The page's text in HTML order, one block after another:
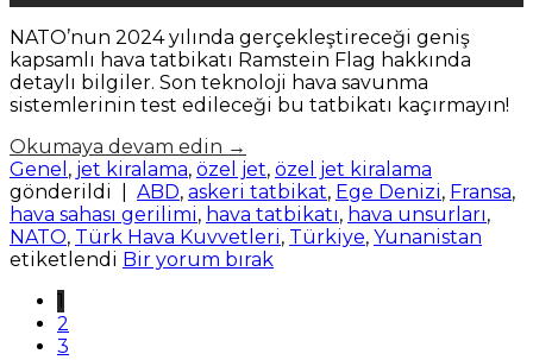
NATO’nun 2024 yılında gerçekleştireceği geniş
kapsamlı hava tatbikatı Ramstein Flag hakkında
detaylı bilgiler. Son teknoloji hava savunma
sistemlerinin test edileceği bu tatbikatı kaçırmayın!
Okumaya devam edin →
Genel , jet kiralama, özel jet, özel jet kiralama
gönderildi
ABD, askeri tatbikat, Ege Denizi, Fransa,
hava sahası gerilimi, hava tatbikatı, hava unsurları,
NATO, Türk Hava Kuvvetleri, Türkiye, Yunanistan
etiketlendi Bir yorum bırak
1
2
3